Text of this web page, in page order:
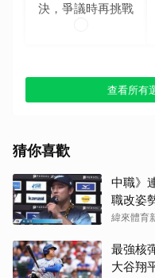
決，爭議時再挑戰
查看所有
猜你喜歡
中職》
職改姿
折
緯來體育
最強核
大谷翔